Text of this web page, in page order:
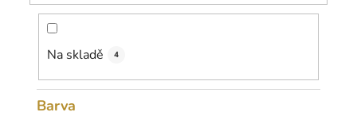
d
ů
Na skladě 4
Barva